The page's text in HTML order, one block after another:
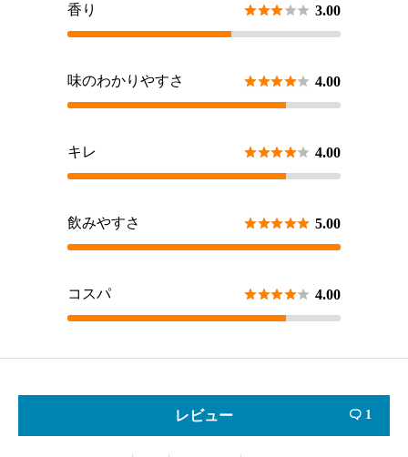
香り  3.00
味のわかりやすさ  4.00
キレ  4.00
飲みやすさ  5.00
コスパ  4.00
レビュー  1